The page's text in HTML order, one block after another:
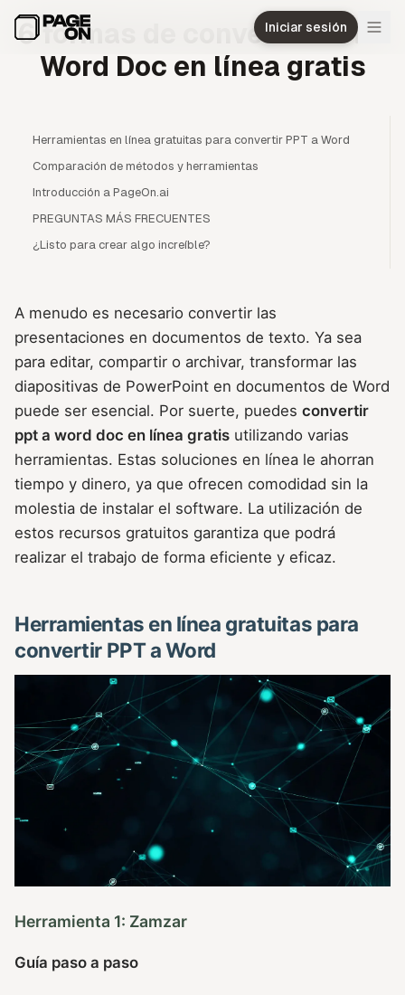
Iniciar sesión
6 formas de convertir PPT a
Word Doc en línea gratis
Herramientas en línea gratuitas para convertir PPT a Word
Comparación de métodos y herramientas
Introducción a PageOn.ai
PREGUNTAS MÁS FRECUENTES
¿Listo para crear algo increíble?
A menudo es necesario convertir las
presentaciones en documentos de texto. Ya sea
para editar, compartir o archivar, transformar las
diapositivas de PowerPoint en documentos de Word
puede ser esencial. Por suerte, puedes convertir
ppt a word doc en línea gratis utilizando varias
herramientas. Estas soluciones en línea le ahorran
tiempo y dinero, ya que ofrecen comodidad sin la
molestia de instalar el software. La utilización de
estos recursos gratuitos garantiza que podrá
realizar el trabajo de forma eficiente y eficaz.
Herramientas en línea gratuitas para
convertir PPT a Word
Herramienta 1: Zamzar
Guía paso a paso